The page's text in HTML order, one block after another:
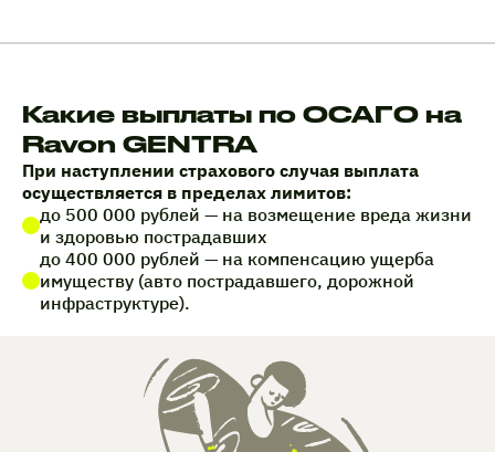
Какие выплаты по ОСАГО на
Ravon GENTRA
При наступлении страхового случая выплата
осуществляется в пределах лимитов:
до 500 000 рублей — на возмещение вреда жизни
и здоровью пострадавших
до 400 000 рублей — на компенсацию ущерба
имуществу (авто пострадавшего, дорожной
инфраструктуре).